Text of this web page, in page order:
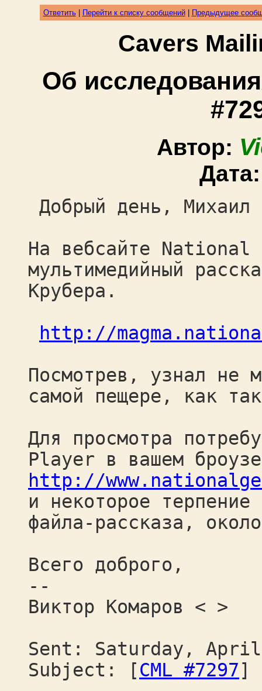
Ответить| Перейти к списку сообщений| Предыдущее
Cavers
Об
Автор:
Добрый день,
На вебсайте National
мультимедийный
Крубера.
http://
Посмотрев, узнал не
самой пещере, как
Для просмотра
Player в вашем
http://
и некоторое
файла-рассказа,
Всего доброго,
--
Виктор Комаров < >
Sent: Saturday, April
Subject: [CML #7297]